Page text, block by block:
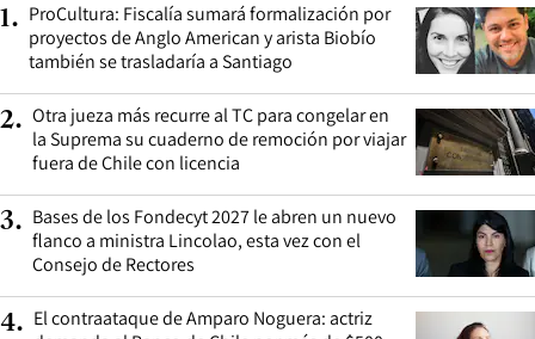
1. ProCultura: Fiscalía sumará formalización por
proyectos de Anglo American y arista Biobío
también se trasladaría a Santiago
2. Otra jueza más recurre al TC para congelar en
la Suprema su cuaderno de remoción por viajar
fuera de Chile con licencia
3. Bases de los Fondecyt 2027 le abren un nuevo
flanco a ministra Lincolao, esta vez con el
Consejo de Rectores
4. El contraataque de Amparo Noguera: actriz